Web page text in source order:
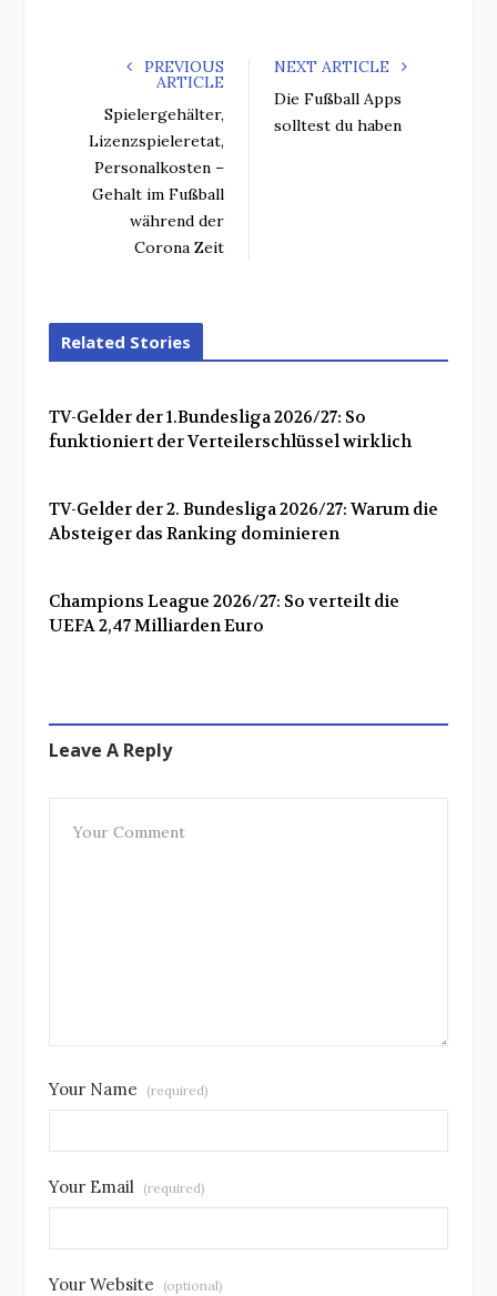
PREVIOUS
ARTICLE
Spielergehälter,
Lizenzspieleretat,
Personalkosten –
Gehalt im Fußball
während der
Corona Zeit
NEXT ARTICLE
Die Fußball Apps
solltest du haben
Related Stories
TV-Gelder der 1.Bundesliga 2026/27: So
funktioniert der Verteilerschlüssel wirklich
TV-Gelder der 2. Bundesliga 2026/27: Warum die
Absteiger das Ranking dominieren
Champions League 2026/27: So verteilt die
UEFA 2,47 Milliarden Euro
Leave A Reply
Your Name (required)
Your Email (required)
Your Website (optional)